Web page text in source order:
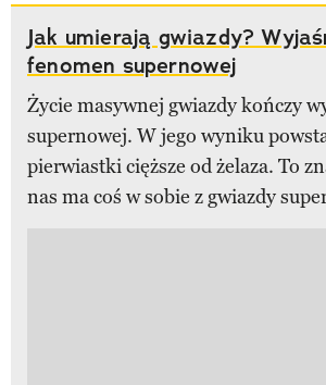
Jak umierają gwiazdy?
fenomen supernowej
Życie masywnej gwiazdy kończy
supernowej. W jego wyniku
pierwiastki cięższe od żelaza. To
nas ma coś w sobie z gwiazdy